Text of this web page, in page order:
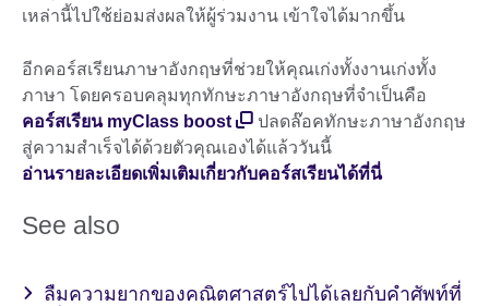
เหล่านี้ไปใช้ย่อมส่งผลให้ผู้ร่วมงาน เข้าใจได้มากขึ้น
อีกคอร์สเรียนภาษาอังกฤษที่ช่วยให้คุณเก่งทั้งงานเก่งทั้ง
ภาษา โดยครอบคลุมทุกทักษะภาษาอังกฤษที่จำเป็นคือ
คอร์สเรียน myClass boost
ปลดล๊อคทักษะภาษาอังกฤษ
สู่ความสำเร็จได้ด้วยตัวคุณเองได้แล้ววันนี้
อ่านรายละเอียดเพิ่มเติมเกี่ยวกับคอร์สเรียนได้ที่นี่
See also
ลืมความยากของคณิตศาสตร์ไปได้เลยกับคำศัพท์ที่